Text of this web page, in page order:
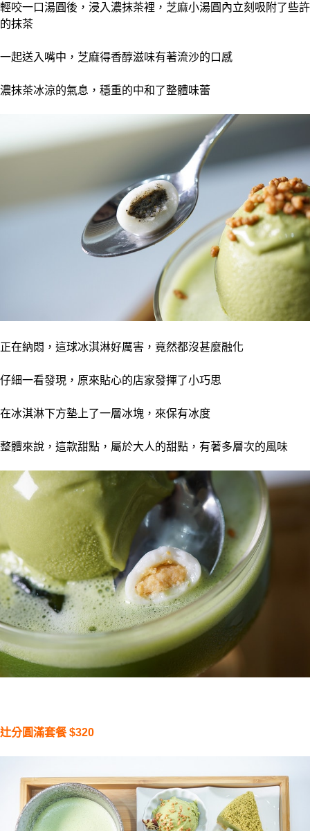
輕咬一口湯圓後，浸入濃抹茶裡，芝麻小湯圓內立刻吸附了些許
的抹茶
一起送入嘴中，芝麻得香醇滋味有著流沙的口感
濃抹茶冰涼的氣息，穩重的中和了整體味蕾
正在納悶，這球冰淇淋好厲害，竟然都沒甚麼融化
仔細一看發現，原來貼心的店家發揮了小巧思
在冰淇淋下方墊上了一層冰塊，來保有冰度
整體來說，這款甜點，屬於大人的甜點，有著多層次的風味
辻分圓滿套餐 $320